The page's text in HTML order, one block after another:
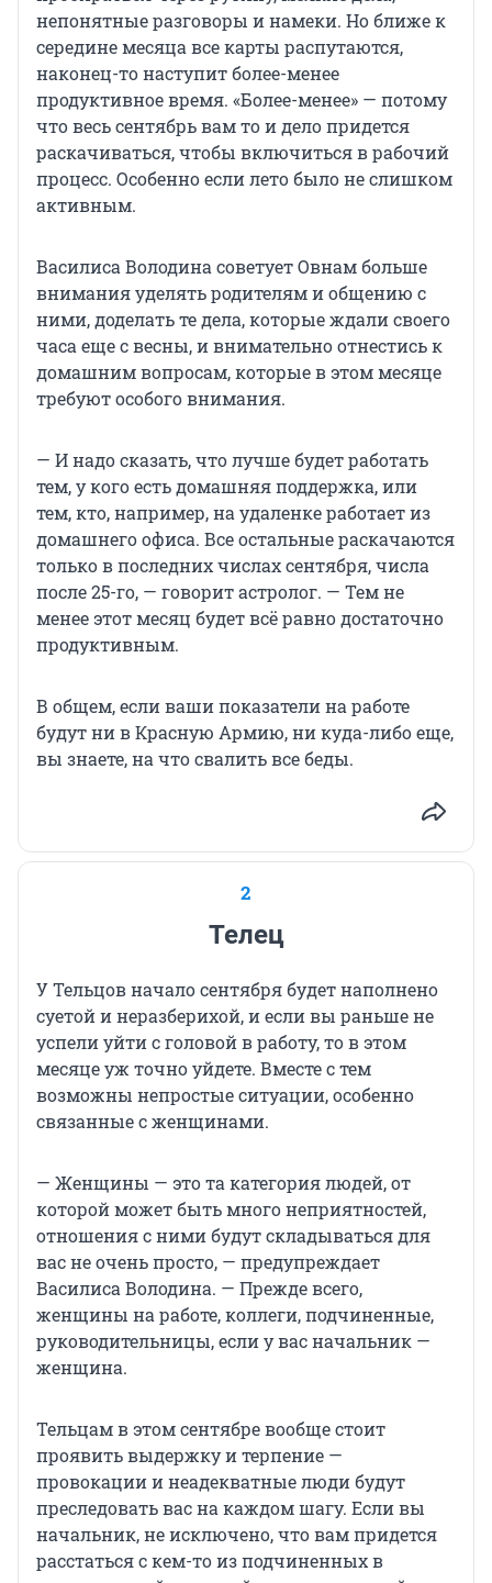
непонятные разговоры и намеки. Но ближе к
середине месяца все карты распутаются,
наконец-то наступит более-менее
продуктивное время. «Более-менее» — потому
что весь сентябрь вам то и дело придется
раскачиваться, чтобы включиться в рабочий
процесс. Особенно если лето было не слишком
активным.
Василиса Володина советует Овнам больше
внимания уделять родителям и общению с
ними, доделать те дела, которые ждали своего
часа еще с весны, и внимательно отнестись к
домашним вопросам, которые в этом месяце
требуют особого внимания.
— И надо сказать, что лучше будет работать
тем, у кого есть домашняя поддержка, или
тем, кто, например, на удаленке работает из
домашнего офиса. Все остальные раскачаются
только в последних числах сентября, числа
после 25-го, — говорит астролог. — Тем не
менее этот месяц будет всё равно достаточно
продуктивным.
В общем, если ваши показатели на работе
будут ни в Красную Армию, ни куда-либо еще,
вы знаете, на что свалить все беды.
2
Телец
У Тельцов начало сентября будет наполнено
суетой и неразберихой, и если вы раньше не
успели уйти с головой в работу, то в этом
месяце уж точно уйдете. Вместе с тем
возможны непростые ситуации, особенно
связанные с женщинами.
— Женщины — это та категория людей, от
которой может быть много неприятностей,
отношения с ними будут складываться для
вас не очень просто, — предупреждает
Василиса Володина. — Прежде всего,
женщины на работе, коллеги, подчиненные,
руководительницы, если у вас начальник —
женщина.
Тельцам в этом сентябре вообще стоит
проявить выдержку и терпение —
провокации и неадекватные люди будут
преследовать вас на каждом шагу. Если вы
начальник, не исключено, что вам придется
расстаться с кем-то из подчиненных в